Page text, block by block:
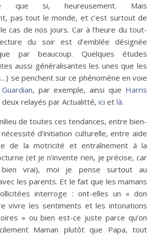
que si, heureusement. Mais
pas tout le monde, et c’est surtout de
cas de nos jours. Car à l’heure du tout-
du soir est d’emblée désignée
par beaucoup. Quelques études
aussi généralisantes les unes que les
se penchent sur ce phénomène en voie
, par exemple, ainsi que Harris
deux relayés par Actualitté, ici et là.
de toutes ces tendances, entre bien-
d’initiation culturelle, entre aide
de la motricité et entraînement à la
(et je n’invente rien, je précise, car
vrai), moi je pense surtout au
les parents. Et le fait que les mamans
interroge : ont-elles un « don
vivre les sentiments et les intonations
» ou bien est-ce juste parce qu’on
Maman plutôt que Papa, tout